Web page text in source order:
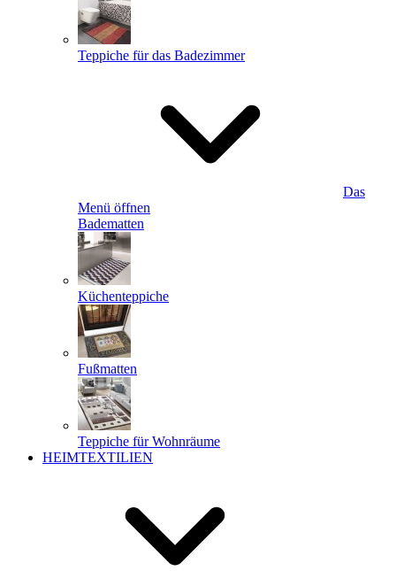
Teppiche für das Badezimmer
Das
Menü öffnen
Badematten
Küchenteppiche
Fußmatten
Teppiche für Wohnräume
HEIMTEXTILIEN